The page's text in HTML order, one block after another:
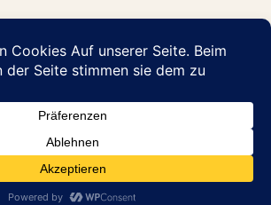
Abraham Pflege GmbH